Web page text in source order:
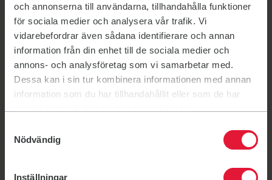
och annonserna till användarna, tillhandahålla funktioner
för sociala medier och analysera vår trafik. Vi
vidarebefordrar även sådana identifierare och annan
information från din enhet till de sociala medier och
annons- och analysföretag som vi samarbetar med.
Dessa kan i sin tur kombinera informationen med annan
information som du har tillhandahållit eller som de har
Nödvändig
Inställningar
Lien vers : Tarif
Tarif
Lien vers : Planning
Planning
FriskisSvettis
France
Pour nous contacter, envoyez-nous un e-mail aux
adresses suivantes :
Saint-Germain-en-Laye :
friskissvettis.sgl@gmail.com